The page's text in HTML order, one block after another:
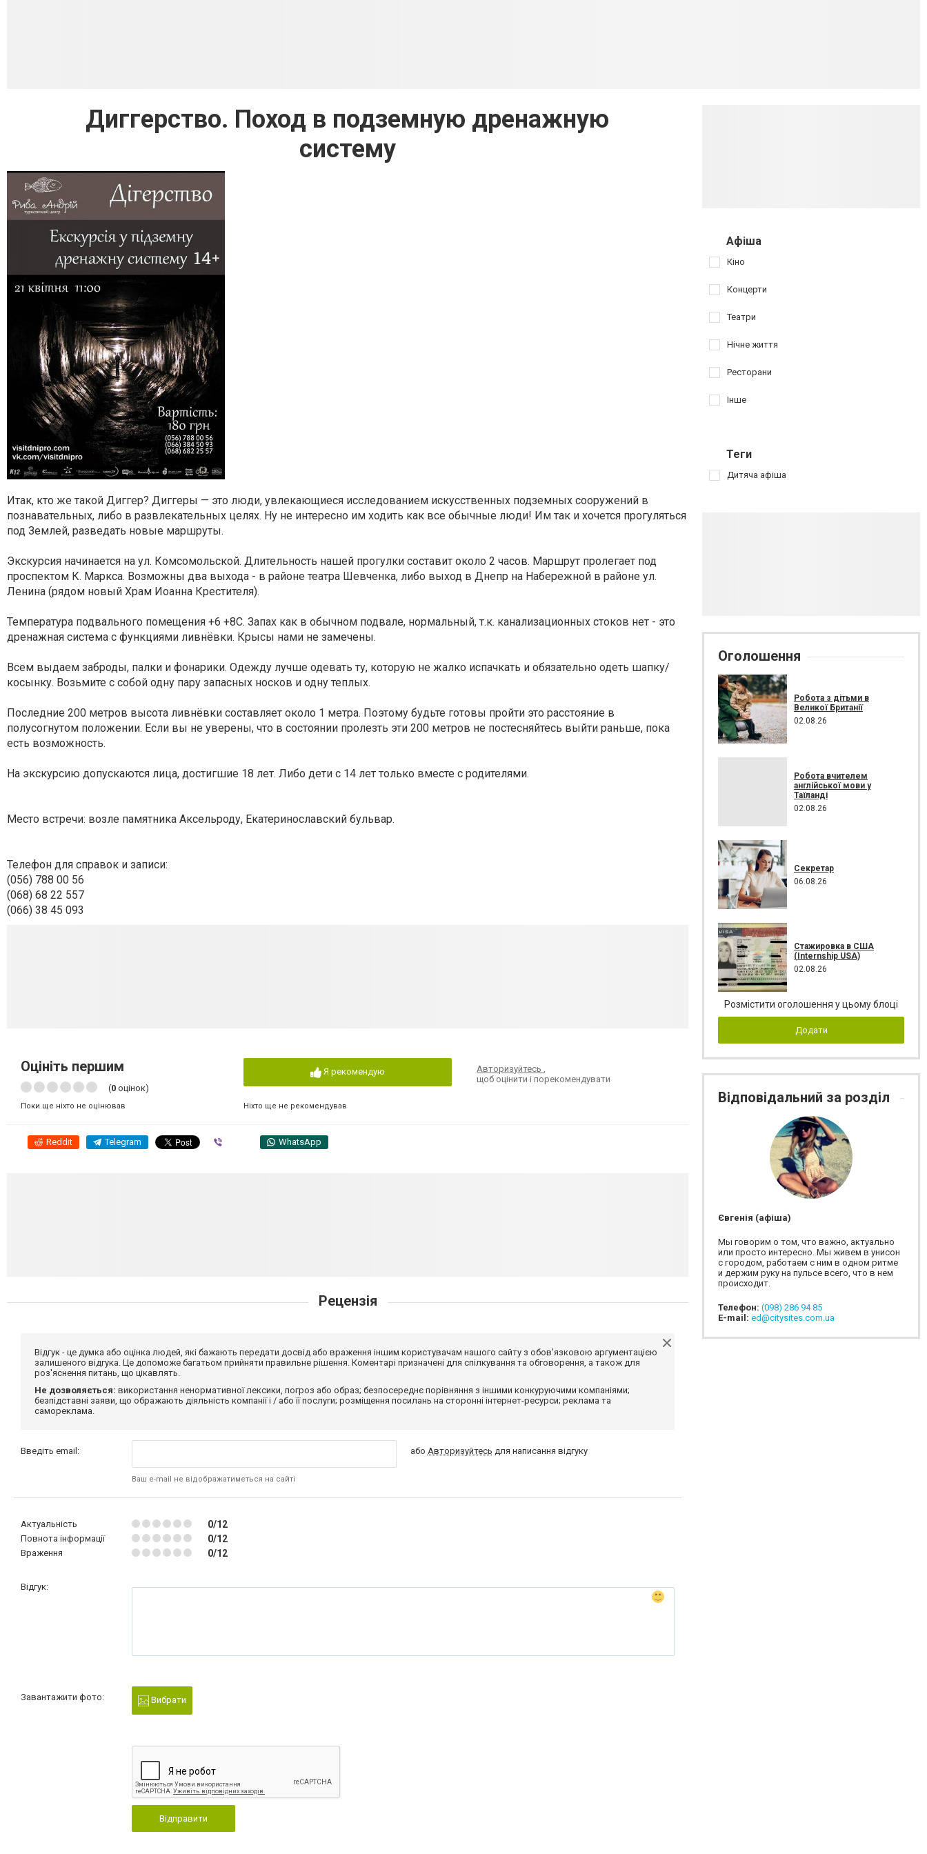
Диггерство. Поход в подземную дренажную
систему
Итак, кто же такой Диггер? Диггеры — это люди, увлекающиеся исследованием искусственных подземных сооружений в
познавательных, либо в развлекательных целях. Ну не интересно им ходить как все обычные люди! Им так и хочется прогуляться
под Землей, разведать новые маршруты.
Экскурсия начинается на ул. Комсомольской. Длительность нашей прогулки составит около 2 часов. Маршрут пролегает под
проспектом К. Маркса. Возможны два выхода - в районе театра Шевченка, либо выход в Днепр на Набережной в районе ул.
Ленина (рядом новый Храм Иоанна Крестителя).
Температура подвального помещения +6 +8С. Запах как в обычном подвале, нормальный, т.к. канализационных стоков нет - это
дренажная система с функциями ливнёвки. Крысы нами не замечены.
Всем выдаем заброды, палки и фонарики. Одежду лучше одевать ту, которую не жалко испачкать и обязательно одеть шапку/
косынку. Возьмите с собой одну пару запасных носков и одну теплых.
Последние 200 метров высота ливнёвки составляет около 1 метра. Поэтому будьте готовы пройти это расстояние в
полусогнутом положении. Если вы не уверены, что в состоянии пролезть эти 200 метров не постесняйтесь выйти раньше, пока
есть возможность.
На экскурсию допускаются лица, достигшие 18 лет. Либо дети с 14 лет только вместе с родителями.
Место встречи: возле памятника Аксельроду, Екатеринославский бульвар.
Телефон для справок и записи:
(056) 788 00 56
(068) 68 22 557
(066) 38 45 093
Оцініть першим
(0 оцінок)
Поки ще ніхто не оцінював
Я рекомендую
Ніхто ще не рекомендував
Авторизуйтесь,
щоб оцінити і порекомендувати
Reddit Telegram WhatsApp
Рецензія
Відгук - це думка або оцінка людей, які бажають передати досвід або враження іншим користувачам нашого сайту з обов'язковою аргументацією
залишеного відгука. Це допоможе багатьом прийняти правильне рішення. Коментарі призначені для спілкування та обговорення, а також для
роз'яснення питань, що цікавлять.
Не дозволяється: використання ненормативної лексики, погроз або образ; безпосереднє порівняння з іншими конкуруючими компаніями;
безпідставні заяви, що ображають діяльність компанії і / або її послуги; розміщення посилань на сторонні інтернет-ресурси; реклама та
самореклама.
Введіть email:
Ваш e-mail не відображатиметься на сайті
або Авторизуйтесь для написання відгуку
Актуальність 0/12
Повнота інформації 0/12
Враження 0/12
Відгук:
Завантажити фото: Вибрати
Відправити
Афіша
Кіно
Концерти
Театри
Нічне життя
Ресторани
Інше
Теги
Дитяча афіша
Оголошення
Робота з дітьми в
Великої Британії
02.08.26
Робота вчителем
англійської мови у
Таїланді
02.08.26
Секретар
06.08.26
Стажировка в США
(Internship USA)
02.08.26
Розмістити оголошення у цьому блоці
Додати
Відповідальний за розділ
Євгенія (афіша)
Мы говорим о том, что важно, актуально
или просто интересно. Мы живем в унисон
с городом, работаем с ним в одном ритме
и держим руку на пульсе всего, что в нем
происходит.
Телефон: (098) 286 94 85
E-mail: ed@citysites.com.ua